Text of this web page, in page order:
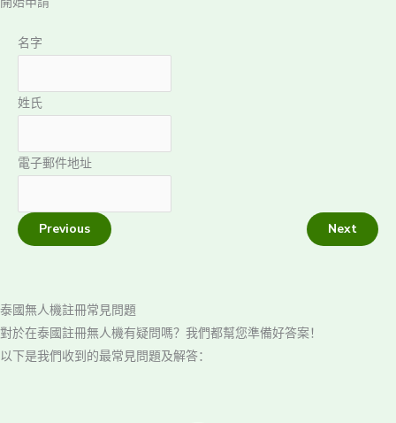
名字
姓氏
電子郵件地址
Previous Next
泰國無人機註冊常見問題
對於在泰國註冊無人機有疑問嗎？我們都幫您準備好答案！
以下是我們收到的最常見問題及解答：